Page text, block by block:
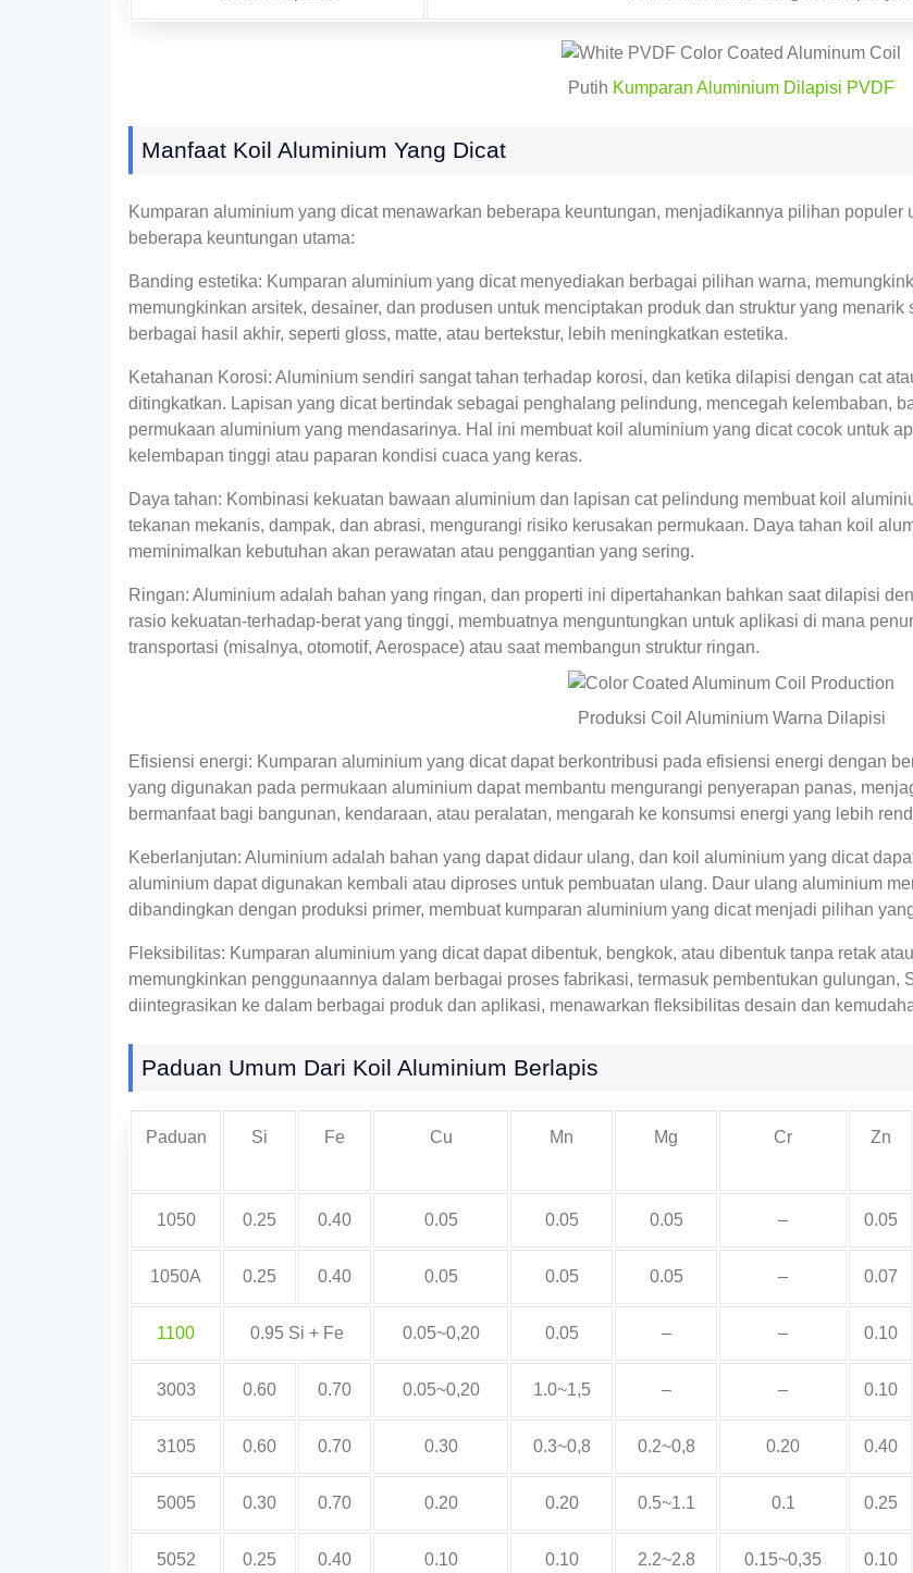
Putih Kumparan Aluminium Dilapisi PVDF
Manfaat Koil Aluminium Yang Dicat
Kumparan aluminium yang dicat menawarkan beberapa keuntungan, menjadikannya pilihan
beberapa keuntungan utama:
Banding estetika: Kumparan aluminium yang dicat menyediakan berbagai pilihan warna,
memungkinkan arsitek, desainer, dan produsen untuk menciptakan produk dan struktur yang
berbagai hasil akhir, seperti gloss, matte, atau bertekstur, lebih meningkatkan estetika.
Ketahanan Korosi: Aluminium sendiri sangat tahan terhadap korosi, dan ketika dilapisi dengan cat
ditingkatkan. Lapisan yang dicat bertindak sebagai penghalang pelindung, mencegah kelembaban,
permukaan aluminium yang mendasarinya. Hal ini membuat koil aluminium yang dicat cocok untuk
kelembapan tinggi atau paparan kondisi cuaca yang keras.
Daya tahan: Kombinasi kekuatan bawaan aluminium dan lapisan cat pelindung membuat koil
tekanan mekanis, dampak, dan abrasi, mengurangi risiko kerusakan permukaan. Daya tahan koil
meminimalkan kebutuhan akan perawatan atau penggantian yang sering.
Ringan: Aluminium adalah bahan yang ringan, dan properti ini dipertahankan bahkan saat dilapisi
rasio kekuatan-terhadap-berat yang tinggi, membuatnya menguntungkan untuk aplikasi di mana
transportasi (misalnya, otomotif, Aerospace) atau saat membangun struktur ringan.
Produksi Coil Aluminium Warna Dilapisi
Efisiensi energi: Kumparan aluminium yang dicat dapat berkontribusi pada efisiensi energi dengan
yang digunakan pada permukaan aluminium dapat membantu mengurangi penyerapan panas,
bermanfaat bagi bangunan, kendaraan, atau peralatan, mengarah ke konsumsi energi yang lebih
Keberlanjutan: Aluminium adalah bahan yang dapat didaur ulang, dan koil aluminium yang dicat
aluminium dapat digunakan kembali atau diproses untuk pembuatan ulang. Daur ulang aluminium
dibandingkan dengan produksi primer, membuat kumparan aluminium yang dicat menjadi pilihan
Fleksibilitas: Kumparan aluminium yang dicat dapat dibentuk, bengkok, atau dibentuk tanpa retak
memungkinkan penggunaannya dalam berbagai proses fabrikasi, termasuk pembentukan gulungan,
diintegrasikan ke dalam berbagai produk dan aplikasi, menawarkan fleksibilitas desain dan
Paduan Umum Dari Koil Aluminium Berlapis
Paduan Si Fe Cu Mn Mg Cr Zn
1050 0.25 0.40 0.05 0.05 0.05 – 0.05
1050A 0.25 0.40 0.05 0.05 0.05 – 0.07
1100 0.95 Si + Fe 0.05~0,20 0.05 – – 0.10
3003 0.60 0.70 0.05~0,20 1.0~1,5 – – 0.10
3105 0.60 0.70 0.30 0.3~0,8 0.2~0,8 0.20 0.40
5005 0.30 0.70 0.20 0.20 0.5~1.1 0.1 0.25
5052 0.25 0.40 0.10 0.10 2.2~2.8 0.15~0,35 0.10